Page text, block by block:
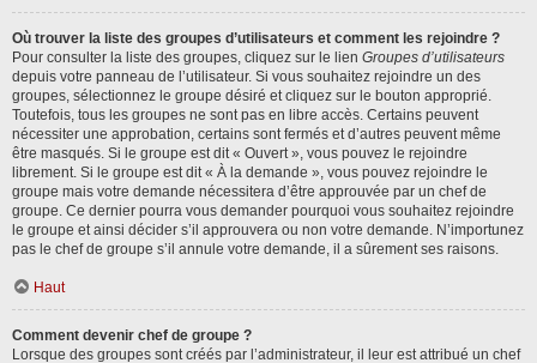
Où trouver la liste des groupes d’utilisateurs et comment les rejoindre ?
Pour consulter la liste des groupes, cliquez sur le lien Groupes d’utilisateurs
depuis votre panneau de l’utilisateur. Si vous souhaitez rejoindre un des
groupes, sélectionnez le groupe désiré et cliquez sur le bouton approprié.
Toutefois, tous les groupes ne sont pas en libre accès. Certains peuvent
nécessiter une approbation, certains sont fermés et d’autres peuvent même
être masqués. Si le groupe est dit « Ouvert », vous pouvez le rejoindre
librement. Si le groupe est dit « À la demande », vous pouvez rejoindre le
groupe mais votre demande nécessitera d’être approuvée par un chef de
groupe. Ce dernier pourra vous demander pourquoi vous souhaitez rejoindre
le groupe et ainsi décider s’il approuvera ou non votre demande. N’importunez
pas le chef de groupe s’il annule votre demande, il a sûrement ses raisons.
Haut
Comment devenir chef de groupe ?
Lorsque des groupes sont créés par l’administrateur, il leur est attribué un chef